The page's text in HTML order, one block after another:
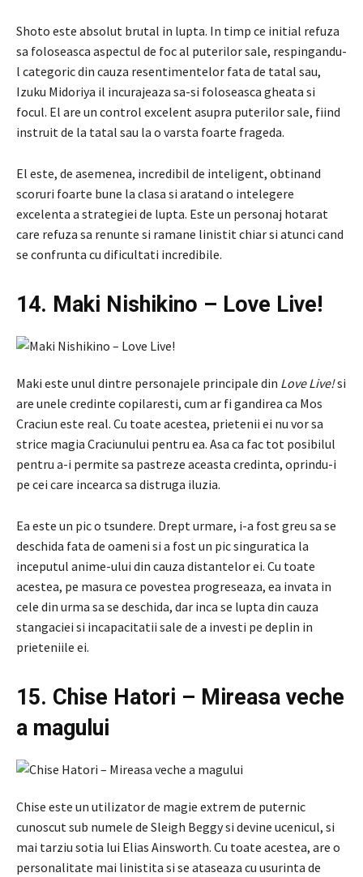
Shoto este absolut brutal in lupta. In timp ce initial refuza
sa foloseasca aspectul de foc al puterilor sale, respingandu-
l categoric din cauza resentimentelor fata de tatal sau,
Izuku Midoriya il incurajeaza sa-si foloseasca gheata si
focul. El are un control excelent asupra puterilor sale, fiind
instruit de la tatal sau la o varsta foarte frageda.
El este, de asemenea, incredibil de inteligent, obtinand
scoruri foarte bune la clasa si aratand o intelegere
excelenta a strategiei de lupta. Este un personaj hotarat
care refuza sa renunte si ramane linistit chiar si atunci cand
se confrunta cu dificultati incredibile.
14. Maki Nishikino – Love Live!
Maki este unul dintre personajele principale din Love Live!si
are unele credinte copilaresti, cum ar fi gandirea ca Mos
Craciun este real. Cu toate acestea, prietenii ei nu vor sa
strice magia Craciunului pentru ea. Asa ca fac tot posibilul
pentru a-i permite sa pastreze aceasta credinta, oprindu-i
pe cei care incearca sa distruga iluzia.
Ea este un pic o tsundere. Drept urmare, i-a fost greu sa se
deschida fata de oameni si a fost un pic singuratica la
inceputul anime-ului din cauza distantelor ei. Cu toate
acestea, pe masura ce povestea progreseaza, ea invata in
cele din urma sa se deschida, dar inca se lupta din cauza
stangaciei si incapacitatii sale de a investi pe deplin in
prieteniile ei.
15. Chise Hatori – Mireasa veche
a magului
Chise este un utilizator de magie extrem de puternic
cunoscut sub numele de Sleigh Beggy si devine ucenicul, si
mai tarziu sotia lui Elias Ainsworth. Cu toate acestea, are o
personalitate mai linistita si se ataseaza cu usurinta de